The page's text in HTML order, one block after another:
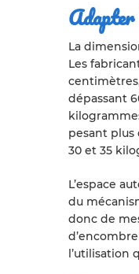
Adapter
La
Les
dépassant
pesant plus
30 et 35
L’espace
du
donc de
l’utilisation